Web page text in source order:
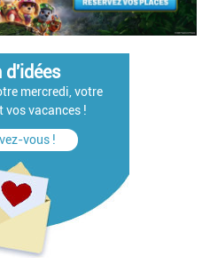
d'idées
mercredi, votre
vos vacances !
vous !